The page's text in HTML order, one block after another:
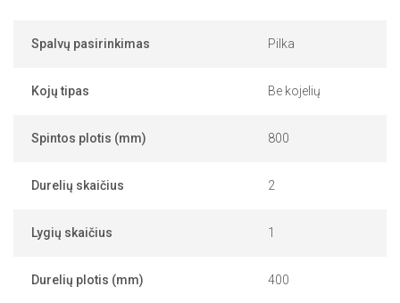
Spalvų pasirinkimas Pilka
Kojų tipas Be kojelių
Spintos plotis (mm) 800
Durelių skaičius 2
Lygių skaičius 1
Durelių plotis (mm) 400